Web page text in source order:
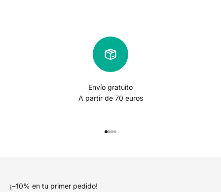
Envío gratuito
A partir de 70 euros
¡−10% en tu primer pedido!